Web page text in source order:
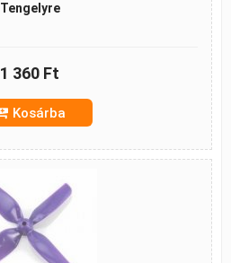
Tengelyre
1 360 Ft
Kosárba